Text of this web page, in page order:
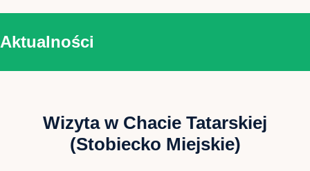
Aktualności
Wizyta w Chacie Tatarskiej
(Stobiecko Miejskie)